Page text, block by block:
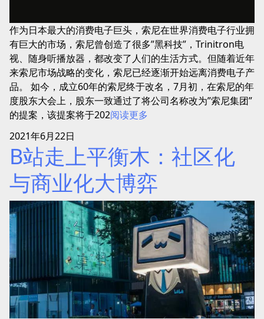
作为日本最大的消费电子巨头，索尼在世界消费电子行业拥
有巨大的市场，索尼曾创造了很多”黑科技”，Trinitron电
视、随身听播放器，都改变了人们的生活方式。但随着近年
来索尼市场战略的变化，索尼已经逐渐开始远离消费电子产
品。 如今，成立60年的索尼终于改名，7月初，在索尼的年
度股东大会上，股东一致通过了将公司名称改为”索尼集团”
的提案，该提案将于202阅读更多
2021年6月22日
B站走上平衡木：社区化
与商业化大博弈